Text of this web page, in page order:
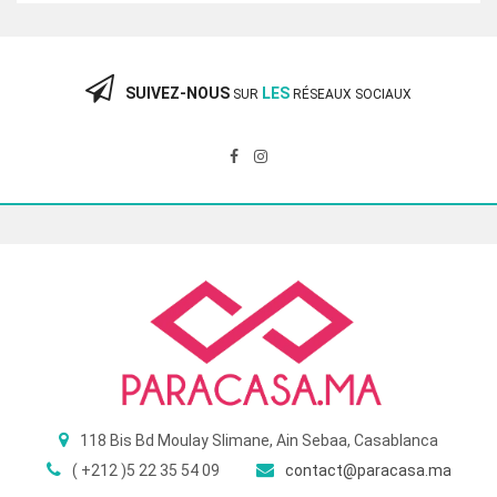
SUIVEZ-NOUS SUR LES RÉSEAUX SOCIAUX
118 Bis Bd Moulay Slimane, Ain Sebaa, Casablanca
( +212 )5 22 35 54 09
contact@paracasa.ma